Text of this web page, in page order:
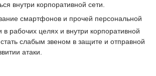
внутри корпоративной сети.
смартфонов и прочей персональной
в рабочих целях и внутри корпоративной
слабым звеном в защите и отправной
атаки.